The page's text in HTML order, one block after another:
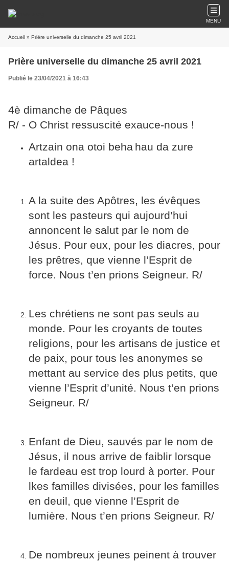
MENU
Accueil » Prière universelle du dimanche 25 avril 2021
Prière universelle du dimanche 25 avril 2021
Publié le 23/04/2021 à 16:43
4è dimanche de Pâques
R/ - O Christ ressuscité exauce-nous !
Artzain ona otoi beha hau da zure
artaldea !
A la suite des Apôtres, les évêques
sont les pasteurs qui aujourd’hui
annoncent le salut par le nom de
Jésus. Pour eux, pour les diacres, pour
les prêtres, que vienne l’Esprit de
force. Nous t’en prions Seigneur. R/
Les chrétiens ne sont pas seuls au
monde. Pour les croyants de toutes
religions, pour les artisans de justice et
de paix, pour tous les anonymes se
mettant au service des plus petits, que
vienne l’Esprit d’unité. Nous t’en prions
Seigneur. R/
Enfant de Dieu, sauvés par le nom de
Jésus, il nous arrive de faiblir lorsque
le fardeau est trop lourd à porter. Pour
lkes familles divisées, pour les familles
en deuil, que vienne l’Esprit de
lumière. Nous t’en prions Seigneur. R/
De nombreux jeunes peinent à trouver